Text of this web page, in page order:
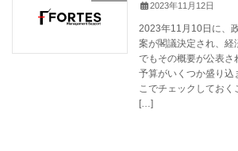
2023年11月12日
2023年11月10日に、
案が閣議決定され、経
でもその概要が公表さ
予算がいくつか盛り込
こでチェックしてお
[…]